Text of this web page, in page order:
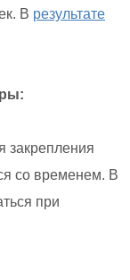
В результате
закрепления
со временем. В
при